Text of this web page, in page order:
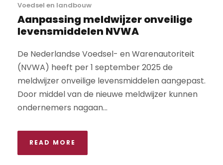
Voedsel en landbouw
Aanpassing meldwijzer onveilige
levensmiddelen NVWA
De Nederlandse Voedsel- en Warenautoriteit
(NVWA) heeft per 1 september 2025 de
meldwijzer onveilige levensmiddelen aangepast.
Door middel van de nieuwe meldwijzer kunnen
ondernemers nagaan...
READ MORE